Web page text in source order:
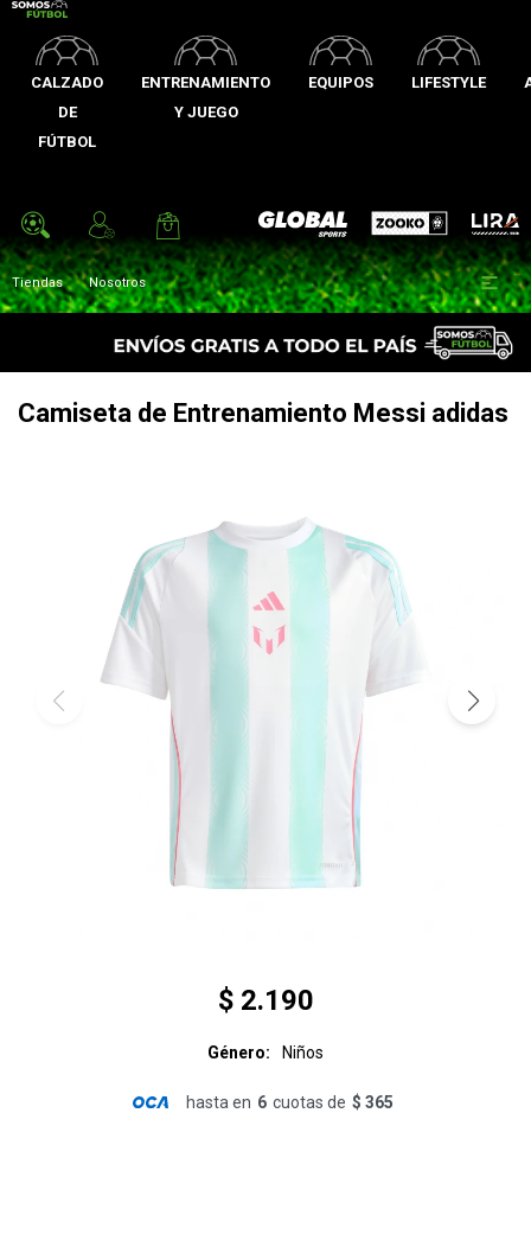
CALZADO
DE
FÚTBOL
ENTRENAMIENTO
Y JUEGO
EQUIPOS LIFESTYLE
Global Sports Zooko Lira
Tiendas Nosotros 
Camiseta de Entrenamiento Messi adidas
$ 2.190
Género Niños
hasta en 6 cuotas de $ 365